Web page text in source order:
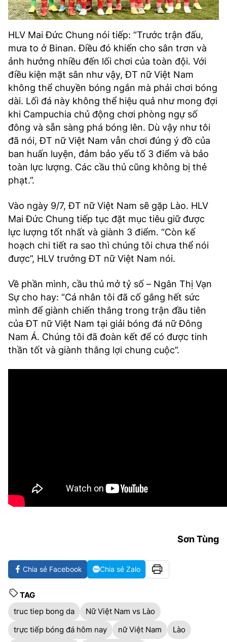
HLV Mai Đức Chung nói tiếp: “Trước trận đấu,
mưa to ở Binan. Điều đó khiến cho sân trơn và
ảnh hưởng nhiều đến lối chơi của toàn đội. Với
điều kiện mặt sân như vậy, ĐT nữ Việt Nam
không thể chuyền bóng ngắn mà phải chơi bóng
dài. Lối đá này không thể hiệu quả như mong đợi
khi Campuchia chủ động chơi phòng ngự số
đông và sẵn sàng phá bóng lên. Dù vậy như tôi
đã nói, ĐT nữ Việt Nam vẫn chơi đúng ý đồ của
ban huấn luyện, đảm bảo yếu tố 3 điểm và bảo
toàn lực lượng. Các cầu thủ cũng không bị thẻ
phạt.”.
Vào ngày 9/7, ĐT nữ Việt Nam sẽ gặp Lào. HLV
Mai Đức Chung tiếp tục đặt mục tiêu giữ được
lực lượng tốt nhất và giành 3 điểm. “Còn kế
hoạch chi tiết ra sao thì chúng tôi chưa thể nói
được”, HLV trưởng ĐT nữ Việt Nam nói.
Về phần mình, cầu thủ mở tỷ số – Ngân Thị Vạn
Sự cho hay: “Cá nhân tôi đã cố gắng hết sức
mình để giành chiến thắng trong trận đầu tiên
của ĐT nữ Việt Nam tại giải bóng đá nữ Đông
Nam Á. Chúng tôi đã đoàn kết để có được tinh
thần tốt và giành thắng lợi chung cuộc”.
Sơn Tùng
Chia sẻ Facebook Chia sẻ Zalo
TAG
truc tiep bong da
Nữ Việt Nam vs Lào
trực tiếp bóng đá hôm nay
nữ Việt Nam
Lào